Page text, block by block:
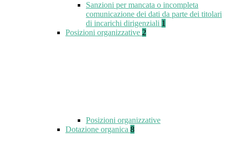
Sanzioni per mancata o incompleta
comunicazione dei dati da parte dei titolari
di incarichi dirigenziali 1
Posizioni organizzative 2
Posizioni organizzative
Dotazione organica 8